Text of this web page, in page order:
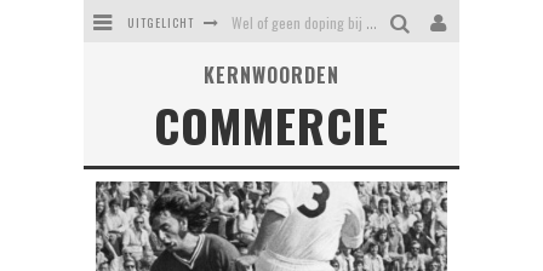
UITGELICHT Wel of geen doping bij Feyenoord?
Daniel van Cotthem, Vlaardings symbool voor zinloos geweld
Stadsrechten van Rotterdam - driemaal recht is scheepsrecht
Tropicana: het verloederde zwemparadijs van Rotterdam
KERNWOORDEN
COMMERCIE